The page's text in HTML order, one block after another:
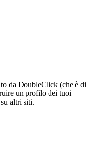
da DoubleClick (che è di
un profilo dei tuoi
altri siti.